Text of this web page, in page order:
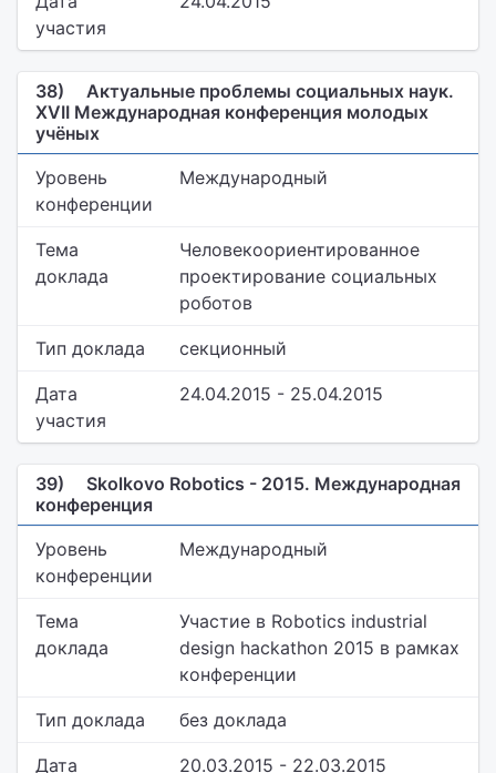
участия
38)
Актуальные проблемы социальных наук.
XVII Международная конференция молодых
учёных
Уровень
конференции
Международный
Тема
доклада
Человекоориентированное
проектирование социальных
роботов
Тип доклада секционный
Дата
участия
24.04.2015 - 25.04.2015
39)
Skolkovo Robotics - 2015. Международная
конференция
Уровень
конференции
Международный
Тема
доклада
Участие в Robotics industrial
design hackathon 2015 в рамках
конференции
Тип доклада без доклада
Дата
20.03.2015 - 22.03.2015